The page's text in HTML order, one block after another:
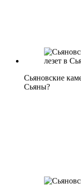
Сьяновские
Сьяны?